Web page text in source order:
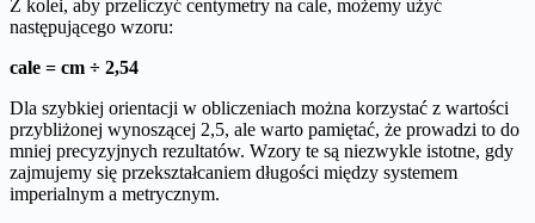
Z kolei, aby przeliczyć centymetry na cale, możemy użyć
następującego wzoru:
cale = cm ÷ 2,54
Dla szybkiej orientacji w obliczeniach można korzystać z wartości
przybliżonej wynoszącej 2,5, ale warto pamiętać, że prowadzi to do
mniej precyzyjnych rezultatów. Wzory te są niezwykle istotne, gdy
zajmujemy się przekształcaniem długości między systemem
imperialnym a metrycznym.